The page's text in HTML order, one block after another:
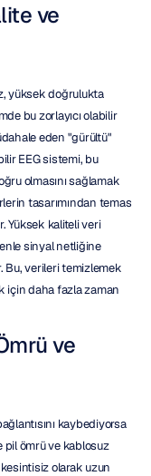
ve
yüksek doğrulukta
bu zorlayıcı olabilir
eden "gürültü"
EEG sistemi, bu
olmasını sağlamak
tasarımından temas
Yüksek kaliteli veri
sinyal netliğine
Bu, verileri temizlemek
için daha fazla zaman
ve
kaybediyorsa
pil ömrü ve kablosuz
olarak uzun